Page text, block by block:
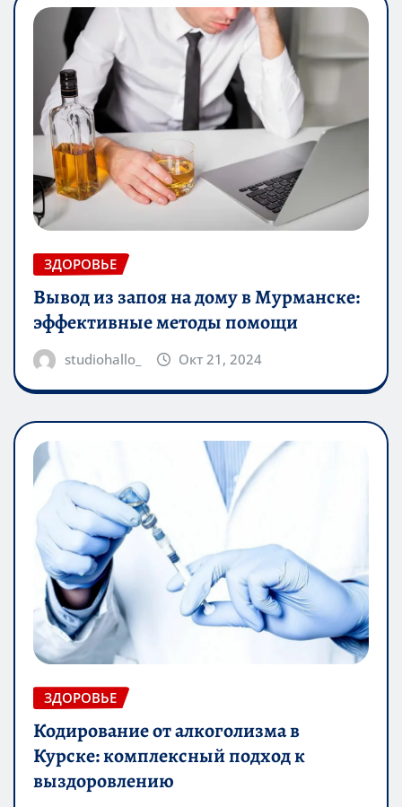
ЗДОРОВЬЕ
Вывод из запоя на дому в Мурманске:
эффективные методы помощи
studiohallo_ Окт 21, 2024
ЗДОРОВЬЕ
Кодирование от алкоголизма в
Курске: комплексный подход к
выздоровлению